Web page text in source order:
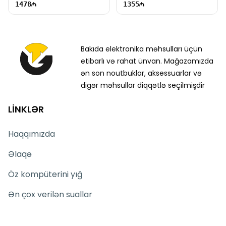
1478 1355
Bakıda elektronika məhsulları üçün
etibarlı və rahat ünvan. Mağazamızda
ən son noutbuklar, aksessuarlar və
digər məhsullar diqqətlə seçilmişdir
LİNKLƏR
Haqqımızda
Əlaqə
Öz kompüterini yığ
Ən çox verilən suallar